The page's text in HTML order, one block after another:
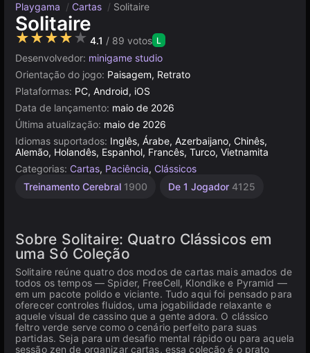
Playgama / Cartas / Solitaire
Solitaire
★★★★★ 4.1 / 89 votos L
Desenvolvedor: minigame studio
Orientação do jogo: Paisagem, Retrato
Plataformas: PC, Android, iOS
Data de lançamento: maio de 2026
Última atualização: maio de 2026
Idiomas suportados: Inglês, Árabe, Azerbaijano, Chinês,
Alemão, Holandês, Espanhol, Francês, Turco, Vietnamita
Categorias: Cartas, Paciência, Clássicos
Treinamento Cerebral 1900 De 1 Jogador 4125
Sobre Solitaire: Quatro Clássicos em
uma Só Coleção
Solitaire reúne quatro dos modos de cartas mais amados de
todos os tempos — Spider, FreeCell, Klondike e Pyramid —
em um pacote polido e viciante. Tudo aqui foi pensado para
oferecer controles fluidos, uma jogabilidade relaxante e
aquele visual de cassino que a gente adora. O clássico
feltro verde serve como o cenário perfeito para suas
partidas. Seja para um desafio mental rápido ou para aquela
sessão zen de organizar cartas, essa coleção é o prato